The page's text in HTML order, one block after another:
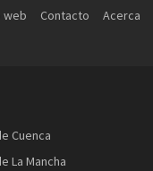
web Contacto
Acerca
Cuenca
La Mancha